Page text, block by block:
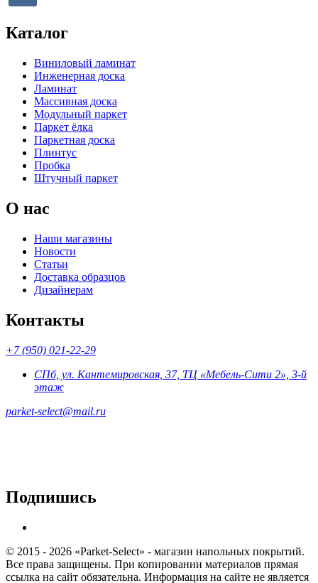
Каталог
Виниловый ламинат
Инженерная доска
Ламинат
Массивная доска
Модульный паркет
Паркет ёлка
Паркетная доска
Плинтус
Пробка
Штучный паркет
О нас
Наши магазины
Новости
Статьи
Доставка образцов
Дизайнерам
Контакты
+7 (950) 021-22-29
СПб, ул. Кантемировская, 37, ТЦ «Мебель-Сити 2», 3-й
этаж
parket-select@mail.ru
Подпишись
© 2015 - 2026 «Parket-Select» - магазин напольных покрытий.
Все права защищены. При копировании материалов прямая
ссылка на сайт обязательна. Информация на сайте не является